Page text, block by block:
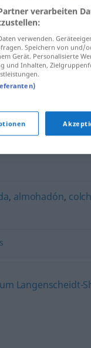
(≈ cabecera)
TEC
für
, almohadón,
verarbeiten
verwenden.
Speichern von und/
Gerät. Personalisierte
und Inhalten,